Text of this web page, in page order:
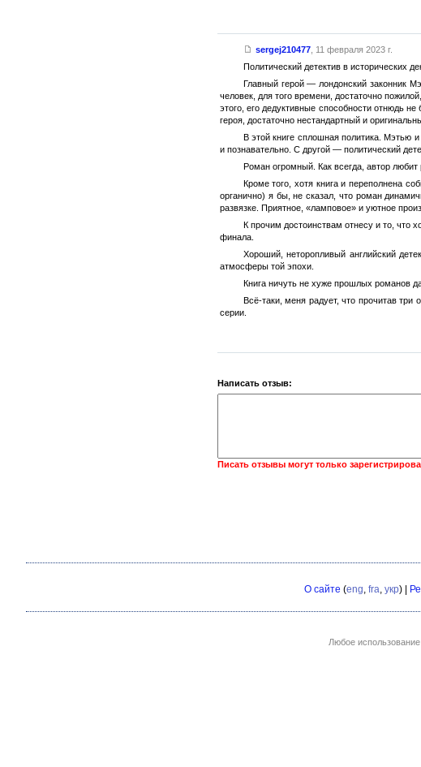
sergej210477, 11 февраля 2023 г.
Политический детектив в исторических
Главный герой — лондонский законник
человек, для того времени, достаточно
этого, его дедуктивные способности отнюдь
героя, достаточно нестандартный и
В этой книге сплошная политика. Мэтью
и познавательно. С другой — политический
Роман огромный. Как всегда, автор
Кроме того, хотя книга и переполнена
органично) я бы, не сказал, что роман
развязке. Приятное, «ламповое» и уютное
К прочим достоинствам отнесу и то, что
финала.
Хороший, неторопливый английский
атмосферы той эпохи.
Книга ничуть не хуже прошлых романов
Всё-таки, меня радует, что прочитав
серии.
Написать отзыв:
Писать отзывы могут только
О сайте (eng, fra, укр) |
Любое